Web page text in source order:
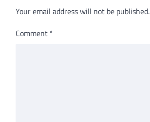
Your email address will not be published.
Comment *